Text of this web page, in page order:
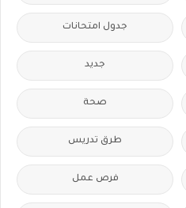
جدول امتحانات
جديد
صحة
طرق تدريس
فرص عمل